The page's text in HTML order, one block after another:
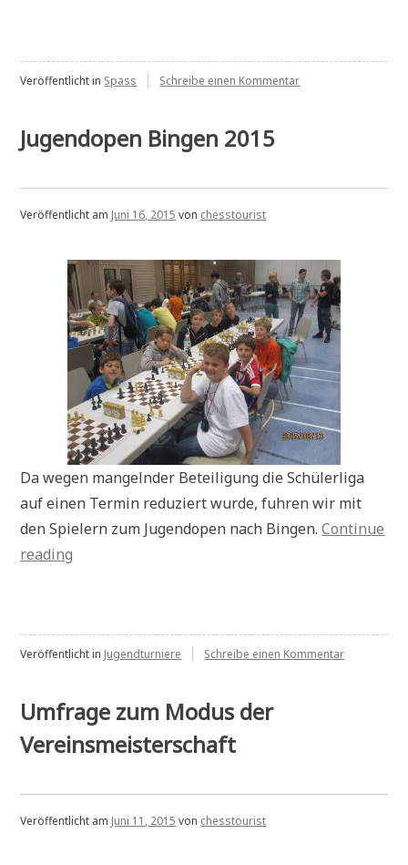
der
Leiden“
Veröffentlicht in Spass Schreibe einen Kommentarzu
Jugendopen Bingen 2015
Veröffentlicht am Juni 16, 2015 von chesstourist
Da wegen mangelnder Beteiligung die Schülerliga
auf einen Termin reduziert wurde, fuhren wir mit
den Spielern zum Jugendopen nach Bingen.Continue
reading
Veröffentlicht in Jugendturniere Schreibe einen Kommentarzu
Umfrage zum Modus der
Vereinsmeisterschaft
Veröffentlicht am Juni 11, 2015 von chesstourist